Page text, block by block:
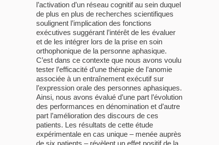
l’activation d’un réseau cognitif au sein duquel
de plus en plus de recherches scientifiques
soulignent l’implication des fonctions
exécutives suggérant l’intérêt de les évaluer
et de les intégrer lors de la prise en soin
orthophonique de la personne aphasique.
C’est dans ce contexte que nous avons voulu
tester l’efficacité d’une thérapie de l’anomie
associée à un entraînement exécutif sur
l’expression orale des personnes aphasiques.
Ainsi, nous avons évalué d’une part l’évolution
des performances en dénomination et d’autre
part l’amélioration des discours de ces
patients. Les résultats de cette étude
expérimentale en cas unique – menée auprès
de six patients – révèlent un effet positif de la